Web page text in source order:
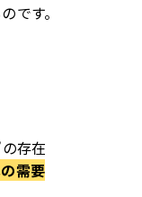
です。
存在
需要